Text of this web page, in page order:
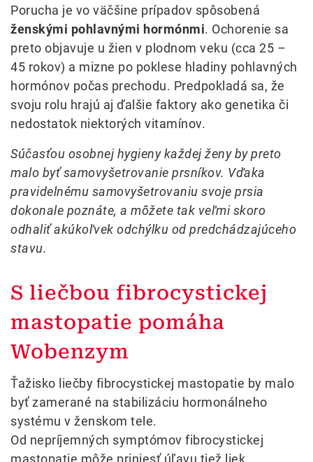
Porucha je vo väčšine prípadov spôsobená
ženskými pohlavnými hormónmi. Ochorenie sa
preto objavuje u žien v plodnom veku (cca 25 –
45 rokov) a mizne po poklese hladiny pohlavných
hormónov počas prechodu. Predpokladá sa, že
svoju rolu hrajú aj ďalšie faktory ako genetika či
nedostatok niektorých vitamínov.
Súčasťou osobnej hygieny každej ženy by preto
malo byť samovyšetrovanie prsníkov. Vďaka
pravidelnému samovyšetrovaniu svoje prsia
dokonale poznáte, a môžete tak veľmi skoro
odhaliť akúkoľvek odchýlku od predchádzajúceho
stavu.
S liečbou fibrocystickej
mastopatie pomáha
Wobenzym
Ťažisko liečby fibrocystickej mastopatie by malo
byť zamerané na stabilizáciu hormonálneho
systému v ženskom tele.
Od nepríjemných symptómov fibrocystickej
mastopatie môže priniesť úľavu tiež liek